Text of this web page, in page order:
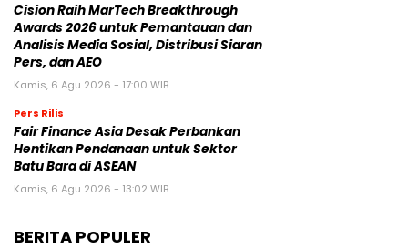
Cision Raih MarTech Breakthrough
Awards 2026 untuk Pemantauan dan
Analisis Media Sosial, Distribusi Siaran
Pers, dan AEO
Kamis, 6 Agu 2026 - 17:00 WIB
Pers Rilis
Fair Finance Asia Desak Perbankan
Hentikan Pendanaan untuk Sektor
Batu Bara di ASEAN
Kamis, 6 Agu 2026 - 13:02 WIB
BERITA POPULER